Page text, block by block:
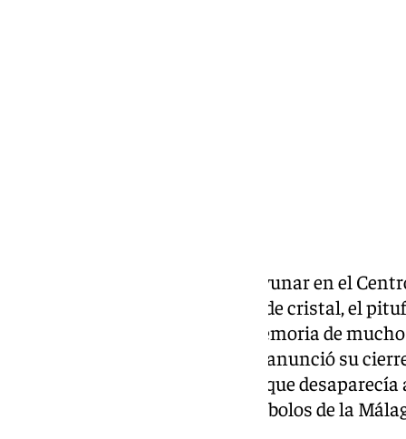
Hubo un tiempo en el que desayunar en el
sabor diferente. El café en vaso de cristal, el
malagueño aún resiste en la memoria de
Diamante› (calle Pozos Dulces) anunció su
muchos malagueños sintieron que
apagaba uno de los últimos símbolos de la